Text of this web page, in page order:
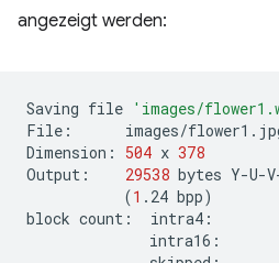
angezeigt werden:
Saving file 'images/
File:
images/
Dimension:
504 x 378
Output:
29538 bytes Y-U-
(1 .24 bpp)
block count: intra4:
intra16: